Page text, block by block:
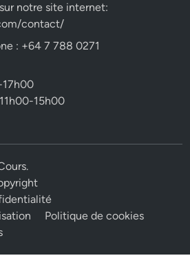
notre site internet:
contact/
: +64 7 788 0271
15h00
.
Politique de cookies